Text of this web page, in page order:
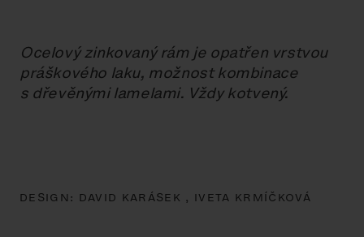
Ocelový zinkovaný rám je opatřen vrstvou
práškového laku, možnost kombinace
s dřevěnými lamelami. Vždy kotvený.
DESIGN: DAVID KARÁSEK , IVETA KRMÍČKOVÁ